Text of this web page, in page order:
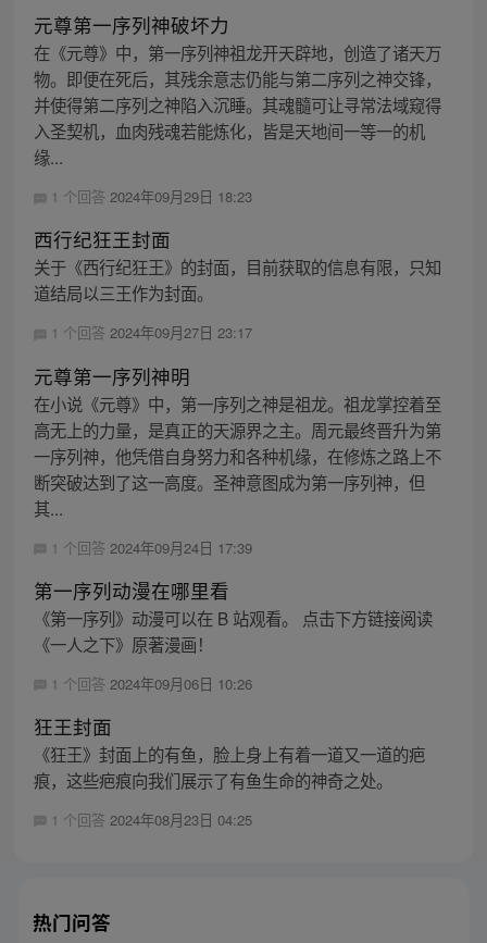
元尊第一序列神破坏力
在《元尊》中，第一序列神祖龙开天辟地，创造了诸天万
物。即便在死后，其残余意志仍能与第二序列之神交锋，
并使得第二序列之神陷入沉睡。其魂髓可让寻常法域窥得
入圣契机，血肉残魂若能炼化，皆是天地间一等一的机
缘...
1 个回答 2024年09月29日 18:23
西行纪狂王封面
关于《西行纪狂王》的封面，目前获取的信息有限，只知
道结局以三王作为封面。
1 个回答 2024年09月27日 23:17
元尊第一序列神明
在小说《元尊》中，第一序列之神是祖龙。祖龙掌控着至
高无上的力量，是真正的天源界之主。周元最终晋升为第
一序列神，他凭借自身努力和各种机缘，在修炼之路上不
断突破达到了这一高度。圣神意图成为第一序列神，但
其...
1 个回答 2024年09月24日 17:39
第一序列动漫在哪里看
《第一序列》动漫可以在 B 站观看。 点击下方链接阅读
《一人之下》原著漫画！
1 个回答 2024年09月06日 10:26
狂王封面
《狂王》封面上的有鱼，脸上身上有着一道又一道的疤
痕，这些疤痕向我们展示了有鱼生命的神奇之处。
1 个回答 2024年08月23日 04:25
热门问答